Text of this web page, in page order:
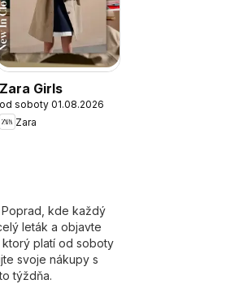
Zara Girls
od soboty 01.08.2026
Zara
kde každý
leták a objavte
ktorý platí od soboty
svoje nákupy s
týždňa.